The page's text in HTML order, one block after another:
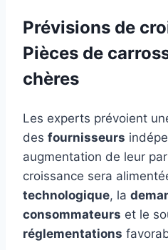
Prévisions de
Pièces de
chères
Les experts prévoient
des fournisseurs
augmentation de leur
croissance sera
technologique, la
consommateurs et le
réglementations